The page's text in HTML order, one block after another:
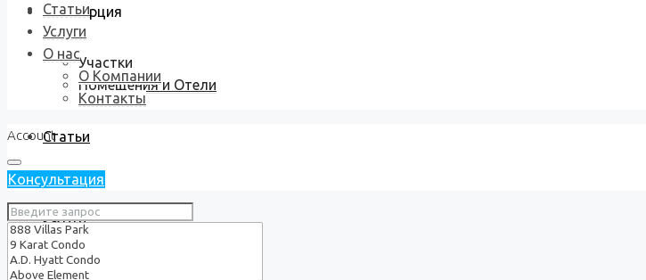
Коммерция
Участки
Помещения и Отели
Статьи
Услуги
Статьи
Услуги
О нас
О Компании
Контакты
Account
Консультация